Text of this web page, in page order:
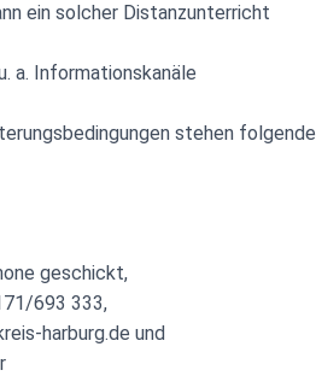
ein solcher Distanzunterricht
a. Informationskanäle
stehen folgende
geschickt,
693 333,
harburg.de und